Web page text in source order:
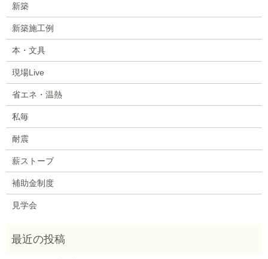
新築
新築施工例
本・文具
現場Live
省エネ・温熱
私毎
耐震
薪ストーブ
補助金制度
見学会